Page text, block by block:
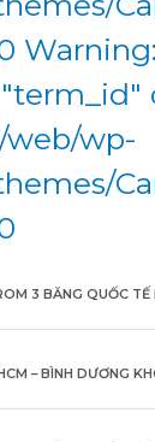
web/wp-
3 BĂNG QUỐC
– BÌNH DƯƠNG